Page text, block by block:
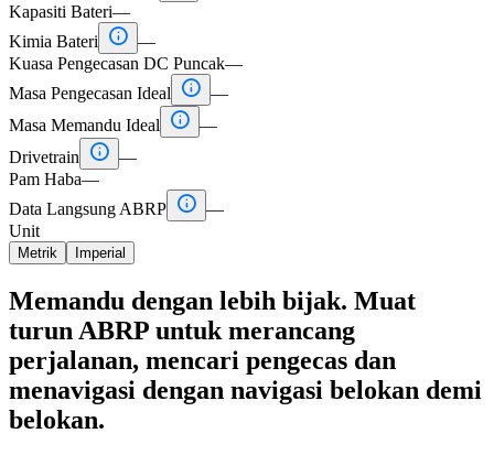
Kapasiti Bateri—
Kimia Bateri
 —
Kuasa Pengecasan DC Puncak—
Masa Pengecasan Ideal
 —
Masa Memandu Ideal
 —
Drivetrain
 —
Pam Haba—
Data Langsung ABRP  —
Unit
Metrik Imperial
Memandu dengan lebih bijak. Muat
turun ABRP untuk merancang
perjalanan, mencari pengecas dan
menavigasi dengan navigasi belokan demi
belokan.